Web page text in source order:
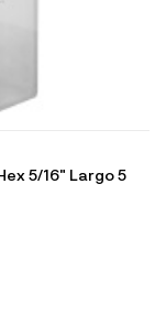
5/16" Largo 5